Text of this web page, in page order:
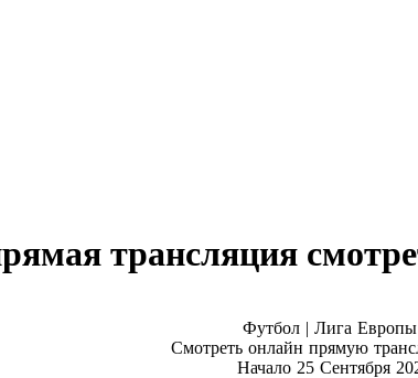
трансляция
Футбол | Лига
Смотреть онлайн прямую
Начало 25 Сентября